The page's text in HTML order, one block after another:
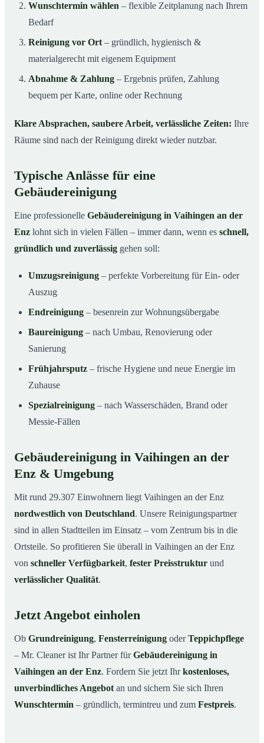
Wunschtermin wählen – flexible Zeitplanung nach Ihrem
Bedarf
Reinigung vor Ort – gründlich, hygienisch &
materialgerecht mit eigenem Equipment
Abnahme & Zahlung – Ergebnis prüfen, Zahlung
bequem per Karte, online oder Rechnung
Klare Absprachen, saubere Arbeit, verlässliche Zeiten: Ihre
Räume sind nach der Reinigung direkt wieder nutzbar.
Typische Anlässe für eine
Gebäudereinigung
Eine professionelle Gebäudereinigung in Vaihingen an der
Enz lohnt sich in vielen Fällen – immer dann, wenn es schnell,
gründlich und zuverlässig gehen soll:
Umzugsreinigung – perfekte Vorbereitung für Ein- oder
Auszug
Endreinigung – besenrein zur Wohnungsübergabe
Baureinigung – nach Umbau, Renovierung oder
Sanierung
Frühjahrsputz – frische Hygiene und neue Energie im
Zuhause
Spezialreinigung – nach Wasserschäden, Brand oder
Messie-Fällen
Gebäudereinigung in Vaihingen an der
Enz & Umgebung
Mit rund 29.307 Einwohnern liegt Vaihingen an der Enz
nordwestlich von Deutschland. Unsere Reinigungspartner
sind in allen Stadtteilen im Einsatz – vom Zentrum bis in die
Ortsteile. So profitieren Sie überall in Vaihingen an der Enz
von schneller Verfügbarkeit, fester Preisstruktur und
verlässlicher Qualität.
Jetzt Angebot einholen
Ob Grundreinigung, Fensterreinigung oderTeppichpflege
– Mr. Cleaner ist Ihr Partner fürGebäudereinigung in
Vaihingen an der Enz. Fordern Sie jetzt Ihrkostenloses,
unverbindliches Angebot an und sichern Sie sich Ihren
Wunschtermin – gründlich, termintreu und zum Festpreis.